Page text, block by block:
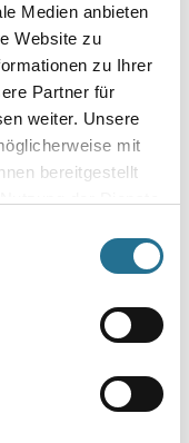
Medien anbieten
Website zu
zu Ihrer
Partner für
weiter. Unsere
mit
bereitgestellt